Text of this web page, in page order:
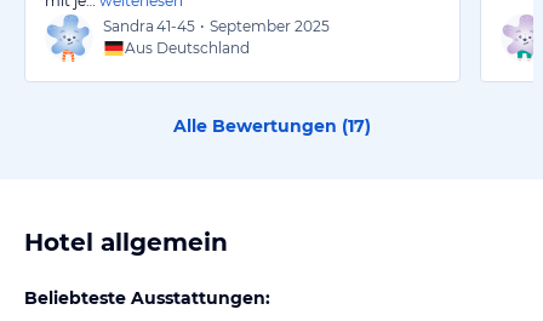
Sandra 41-45 • September 2025
Aus Deutschland
Alle Bewertungen (17)
Hotel allgemein
Beliebteste Ausstattungen: